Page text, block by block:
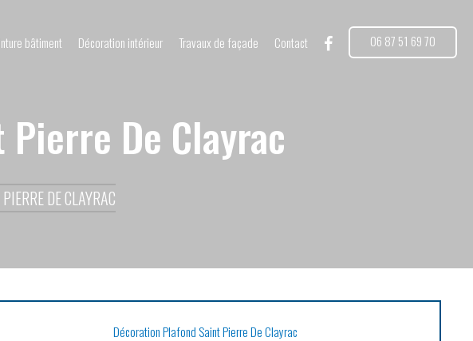
bâtiment Décoration intérieur Travaux de façade Contact 06 87 51 69 70
De Clayrac
DE CLAYRAC
Décoration Plafond Saint Pierre De Clayrac